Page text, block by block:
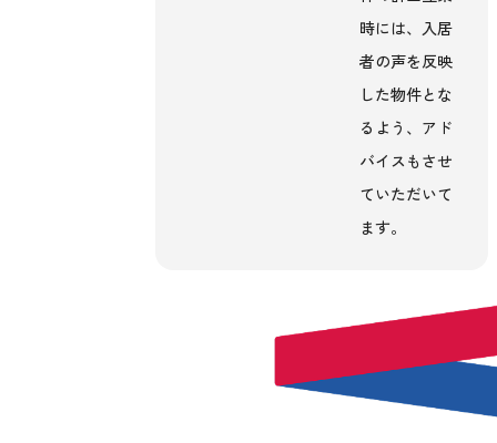
時には、入居
者の声を反映
した物件とな
るよう、アド
バイスもさせ
ていただいて
ます。